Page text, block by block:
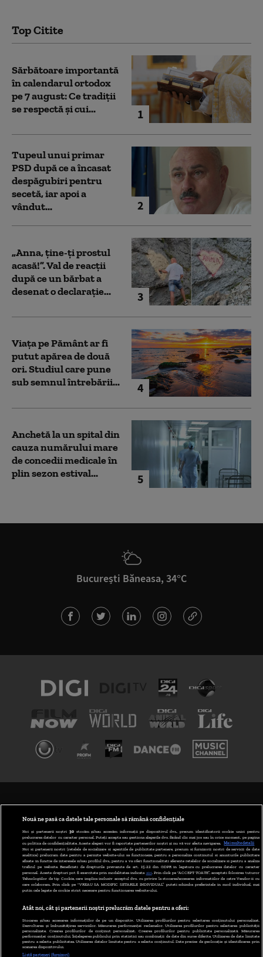
Top Citite
1
Sărbătoare importantă
în calendarul ortodox
pe 7 august: Ce tradiții
se respectă și cui...
2
Tupeul unui primar
PSD după ce a încasat
despăgubiri pentru
secetă, iar apoi a
vândut...
3
„Anna, ţine-ţi prostul
acasă!”. Val de reacții
după ce un bărbat a
desenat o declarație...
4
Viața pe Pământ ar fi
putut apărea de două
ori. Studiul care pune
sub semnul întrebării...
5
Anchetă la un spital din
cauza numărului mare
de concedii medicale în
plin sezon estival...
București Băneasa, 34°C
ABONARE DIGI TV
GESTIONAȚI PREFERINȚELE
CODUL DIGI24
CAMERE WEB
CONTACT/INFO
Nouă ne pasă ca datele tale personale să rămână confidențiale
Noi și partenerii noștri 30stocăm și/sau accesăm informații pe dispozitivul dvs., precum identificatorii cookie unici pentru
prelucrarea datelor cu caracter personal. Puteți accepta sau gestiona alegerile dvs. făcând clic mai jos sau în orice moment, pe pagina
cu politica de confidențialitate. Aceste alegeri vor fi raportate partenerilor noștri și nu vă vor afecta navigarea.
Mai multe detalii
Noi si partenerii nostri (retelele de socializare si agentiile de publicitate partenere, precum si furnizorii nostri de servicii de date
analitice) prelucram date pentru a permite website-ului sa functioneze, pentru a personaliza continutul si anunturile publicitare
afisate in functie de interesele si/sau profilul dvs., pentru a va oferi functionalitati aferente retelelor de socializare si pentru a analiza
traficul pe website. Beneficiati de drepturile prevazute de art. 15-22 din GDPR in legatura cu prelucrarea datelor cu caracter
personal. Aceste drepturi pot fi exercitate prin modalitatea indicata aici. Prin click pe “ACCEPT TOATE”, acceptati folosirea tuturor
Tehnologiilor de tip Cookie, care implica inclusiv acceptul dvs. cu privire la stocarea/accesarea informatiilor de catre Vendor-ii cu
care colaboram. Prin click pe “VREAU SA MODIFIC SETARILE INDIVIDUAL” puteti schimba preferintele in mod individual, mai
putin cele legate de cookie strict necesare pentru functionarea website-ului.
Atât noi, cât și partenerii noștri prelucrăm datele pentru a oferi:
Stocarea și/sau accesarea informațiilor de pe un dispozitiv. Utilizarea profilurilor pentru selectarea conținutului personalizat.
Dezvoltarea și îmbunătățirea serviciilor. Măsurarea performanței reclamelor. Utilizarea profilurilor pentru selectarea publicității
personalizate. Crearea profilurilor de conținut personalizat. Crearea profilurilor pentru publicitate personalizată. Măsurarea
performanței conținutului. Înțelegerea publicului prin statistici sau combinații de date din surse diferite. Utilizarea de date limitate
pentru a selecta publicitatea. Utilizarea datelor limitate pentru a selecta conținutul. Date precise de geolocație și identificarea prin
scanarea dispozitivului.
Listă parteneri (furnizori)